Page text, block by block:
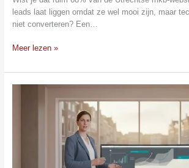
leads laat liggen omdat ze wel mooi zijn, maar
niet converteren? Een…
Meer lezen »
Webdesign